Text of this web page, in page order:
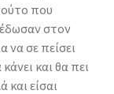
που
στον
να σε πείσει
και θα πει
είσαι